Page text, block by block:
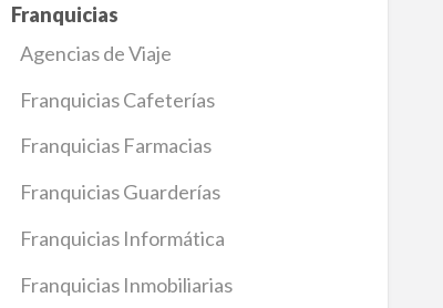
Franquicias
Agencias de Viaje
Franquicias Cafeterías
Franquicias Farmacias
Franquicias Guarderías
Franquicias Informática
Franquicias Inmobiliarias